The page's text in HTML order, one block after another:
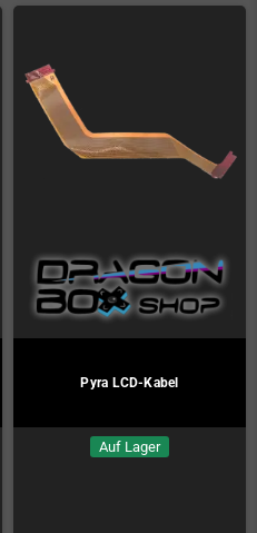
Pyra LCD-Kabel
Auf Lager